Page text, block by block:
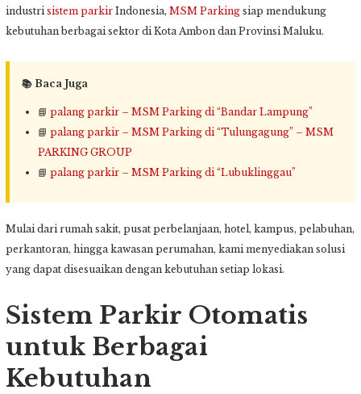
industri sistem parkir Indonesia, MSM Parking siap mendukung
kebutuhan berbagai sektor di Kota Ambon dan Provinsi Maluku.
📚 Baca Juga
📘 palang parkir – MSM Parking di “Bandar Lampung”
📘 palang parkir – MSM Parking di “Tulungagung” – MSM
PARKING GROUP
📘 palang parkir – MSM Parking di “Lubuklinggau”
Mulai dari rumah sakit, pusat perbelanjaan, hotel, kampus, pelabuhan,
perkantoran, hingga kawasan perumahan, kami menyediakan solusi
yang dapat disesuaikan dengan kebutuhan setiap lokasi.
Sistem Parkir Otomatis
untuk Berbagai
Kebutuhan